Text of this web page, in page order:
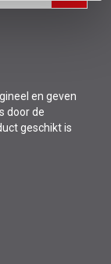
en geven
door de
geschikt is